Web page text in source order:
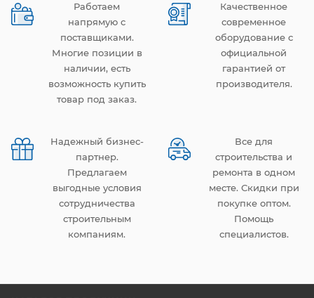
Работаем
напрямую с
поставщиками.
Многие позиции в
наличии, есть
возможность купить
товар под заказ.
Качественное
современное
оборудование с
официальной
гарантией от
производителя.
Надежный бизнес-
партнер.
Предлагаем
выгодные условия
сотрудничества
строительным
компаниям.
Все для
строительства и
ремонта в одном
месте. Скидки при
покупке оптом.
Помощь
специалистов.